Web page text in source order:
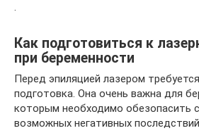
.
Как подготовиться к
при беременности
Перед эпиляцией лазером
подготовка. Она очень важна для
которым необходимо обезопасить
возможных негативных